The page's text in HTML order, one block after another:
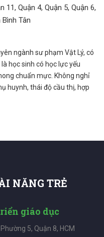
11, Quận 4, Quận 5, Quận 6,
Bình Tân
ngành sư phạm Vật Lý, có
học sinh có học lực yếu
chuẩn mực. Không nghỉ
huynh, thái độ cầu thị, hợp
NĂNG TRẺ
giáo dục
5, Quận 8, HCM